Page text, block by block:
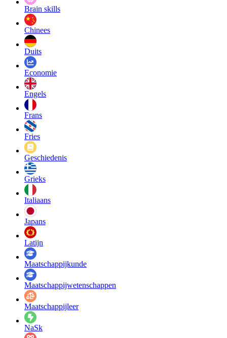
Brain skills
Chinees
Duits
Economie
Engels
Frans
Fries
Geschiedenis
Grieks
Italiaans
Japans
Latijn
Maatschappij­kunde
Maatschappij­wetenschappen
Maatschappijleer
NaSk